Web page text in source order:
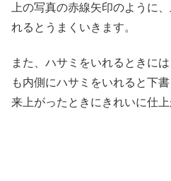
上の写真の赤線矢印のように
れるとうまくいきます。
また、ハサミをいれるときに
も内側にハサミをいれると下
来上がったときにきれいに仕上